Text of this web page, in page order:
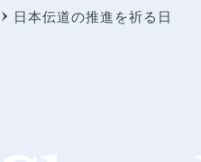
日本伝道の推進を祈る日